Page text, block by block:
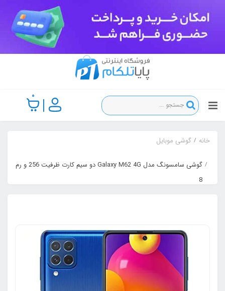
0
خانه گوشی موبایل
گوشی سامسونگ مدل Galaxy M62 4G دو سیم کارت ظرفیت 256 و رم
8